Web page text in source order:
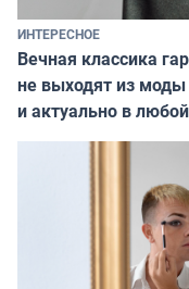
ИНТЕРЕСНОЕ
Вечная классика
не выходят из
и актуально в